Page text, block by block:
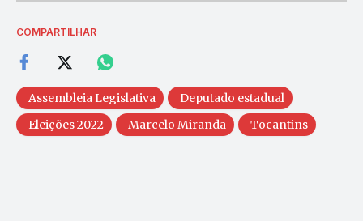
COMPARTILHAR
Assembleia Legislativa
Deputado estadual
Eleições 2022
Marcelo Miranda Tocantins